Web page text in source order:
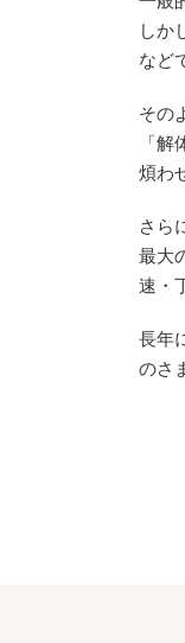
しか
など
その
「
煩わ
さら
最大
速・
長年
のさ